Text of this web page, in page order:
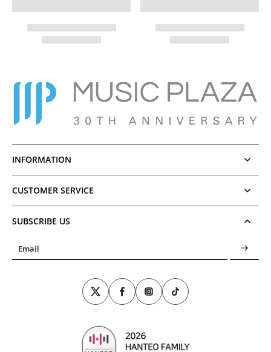
INFORMATION
CUSTOMER SERVICE
SUBSCRIBE US
Email